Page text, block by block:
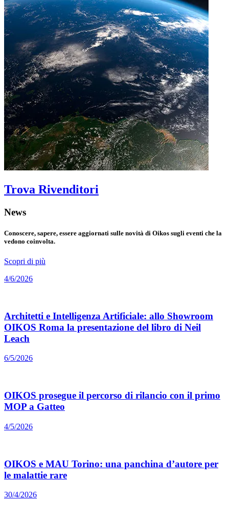
Trova Rivenditori
News
Conoscere, sapere, essere aggiornati sulle novità di Oikos sugli eventi che la
vedono coinvolta.
Scopri di più
4/6/2026
Architetti e Intelligenza Artificiale: allo Showroom
OIKOS Roma la presentazione del libro di Neil
Leach
6/5/2026
OIKOS prosegue il percorso di rilancio con il primo
MOP a Gatteo
4/5/2026
OIKOS e MAU Torino: una panchina d’autore per
le malattie rare
30/4/2026